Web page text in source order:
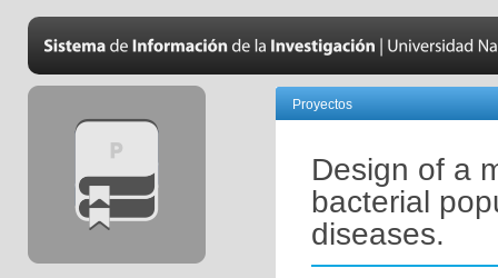
Proyectos
Design of a
bacterial
diseases.